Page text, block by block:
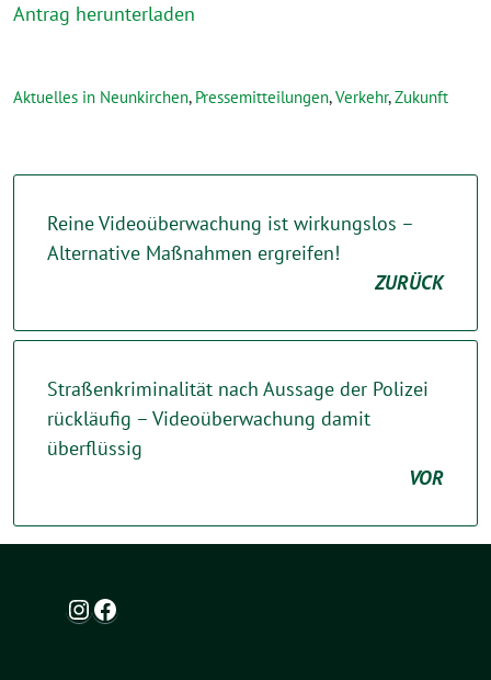
Antrag herunterladen
Aktuelles in Neunkirchen, Pressemitteilungen,Verkehr,Zukunft
Reine Videoüberwachung ist wirkungslos –
Alternative Maßnahmen ergreifen!
ZURÜCK
Straßenkriminalität nach Aussage der Polizei
rückläufig – Videoüberwachung damit
überflüssig
VOR
Instagram
Facebook